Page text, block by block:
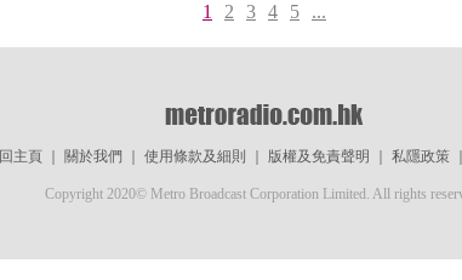
1 2 3 4 5 ...
回主頁｜ 關於我們 使用條款及細則 版權及免責聲明 私隱政策｜
Copyright 2020© Metro Broadcast Corporation Limited. All rights